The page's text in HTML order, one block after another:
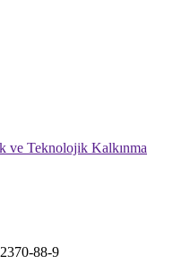
ve Teknolojik Kalkınma
88-9